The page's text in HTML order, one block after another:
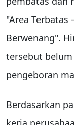
"Area Terbatas
Berwenang".
tersebut
pengeboran
Berdasarkan